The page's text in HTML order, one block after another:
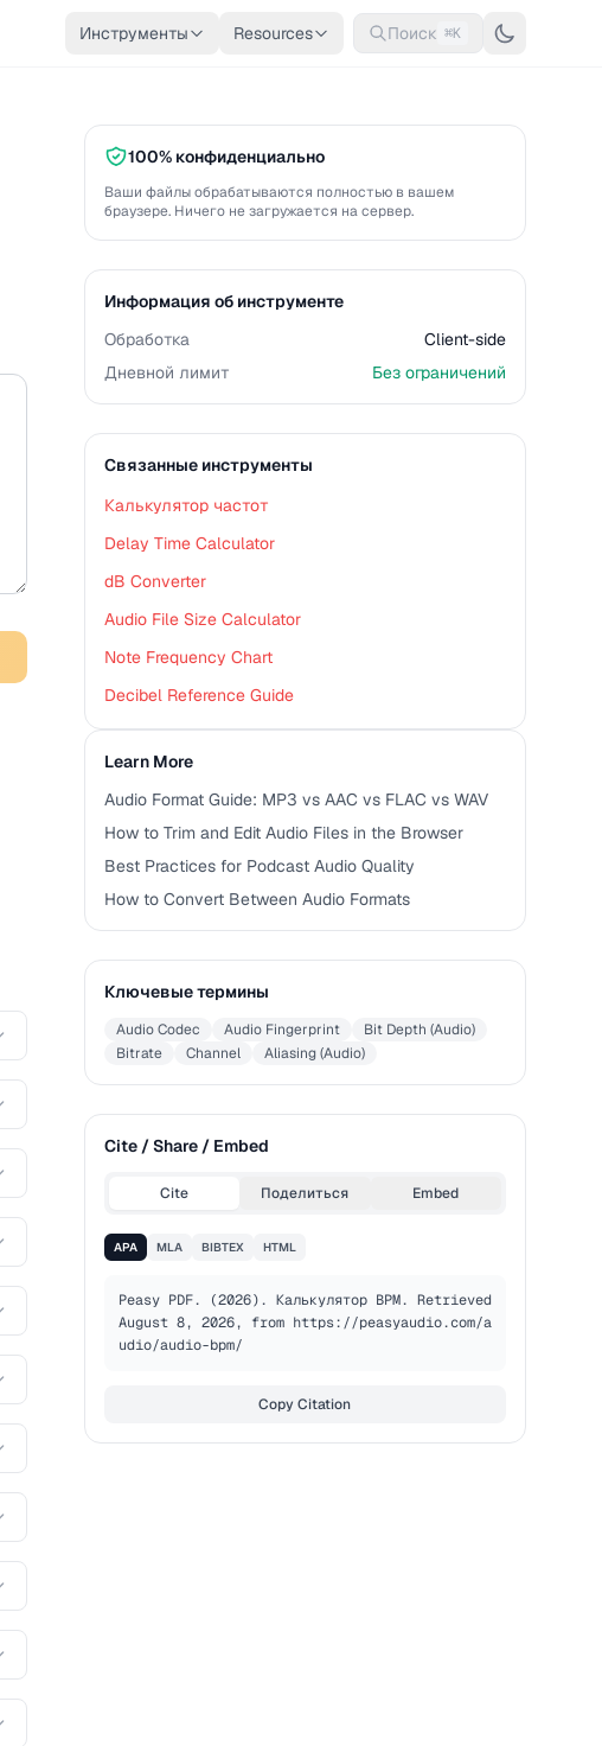
Инструменты Resources Поиск ⌘K
100% конфиденциально
Ваши файлы обрабатываются полностью в вашем
браузере. Ничего не загружается на сервер.
Информация об инструменте
Обработка
Client-side
Дневной лимит
Без ограничений
Связанные инструменты
Калькулятор частот
Delay Time Calculator
dB Converter
Audio File Size Calculator
Note Frequency Chart
Decibel Reference Guide
Learn More
Audio Format Guide: MP3 vs AAC vs FLAC vs WAV
How to Trim and Edit Audio Files in the Browser
Best Practices for Podcast Audio Quality
How to Convert Between Audio Formats
Ключевые термины
Audio Codec Audio Fingerprint
Bit Depth (Audio)
Bitrate
Channel Aliasing (Audio)
Cite / Share / Embed
Cite Поделиться Embed
APA MLA BIBTEX HTML
Peasy PDF. (2026). Калькулятор BPM. Retrieved
August 8, 2026, from https://peasyaudio.com/a
udio/audio-bpm/
Copy Citation